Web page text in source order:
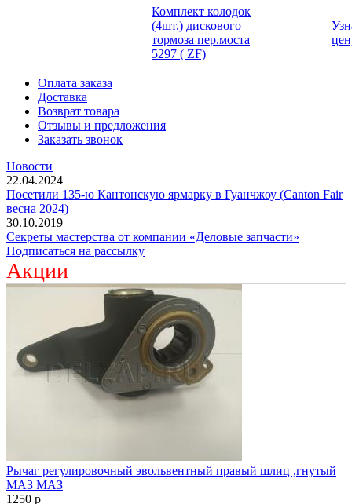
Комплект колодок
(4шт.) дискового
тормоза пер.моста
5297 ( ZF)
Оплата заказа
Доставка
Возврат товара
Отзывы и предложения
Заказать звонок
Новости
22.04.2024
Посетили 135-ю Кантонскую ярмарку в Гуанчжоу (Canton Fair
весна 2024)
30.10.2019
Секреты мастерства от компании «Деловые запчасти»
Подписаться на рассылку
Акции
Рычаг регулировочный эвольвентный правый шлиц ,гнутый
МАЗ МАЗ
1250 p